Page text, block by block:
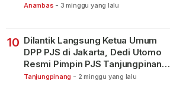
Anambas - 3 minggu yang lalu
10 Dilantik Langsung Ketua Umum
DPP PJS di Jakarta, Dedi Utomo
Resmi Pimpin PJS Tanjungpinang-
Bintan
Tanjungpinang - 2 minggu yang lalu